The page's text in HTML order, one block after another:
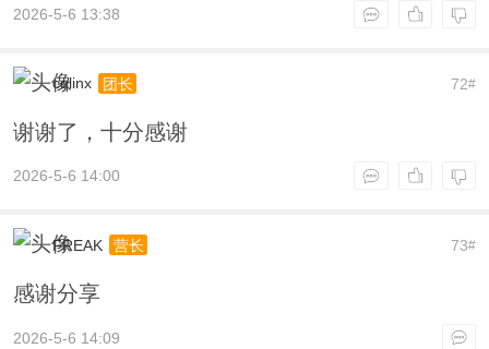
2026-5-6 13:38
72#
cqlinx 团长
谢谢了，十分感谢
2026-5-6 14:00
73#
FREAK 营长
感谢分享
2026-5-6 14:09